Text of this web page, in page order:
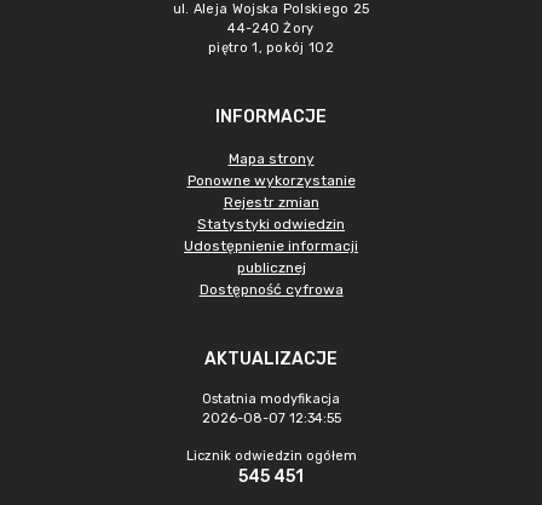
ul. Aleja Wojska Polskiego 25
44-240 Żory
piętro 1, pokój 102
INFORMACJE
Mapa strony
Ponowne wykorzystanie
Rejestr zmian
Statystyki odwiedzin
Udostępnienie informacji
publicznej
Dostępność cyfrowa
AKTUALIZACJE
Ostatnia modyfikacja
2026-08-07 12:34:55
Licznik odwiedzin ogółem
545 451